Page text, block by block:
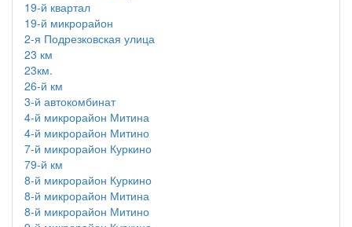
19-й квартал
19-й микрорайон
2-я Подрезковская улица
23 км
23км.
26-й км
3-й автокомбинат
4-й микрорайон Митина
4-й микрорайон Митино
7-й микрорайон Куркино
79-й км
8-й микрорайон Куркино
8-й микрорайон Митина
8-й микрорайон Митино